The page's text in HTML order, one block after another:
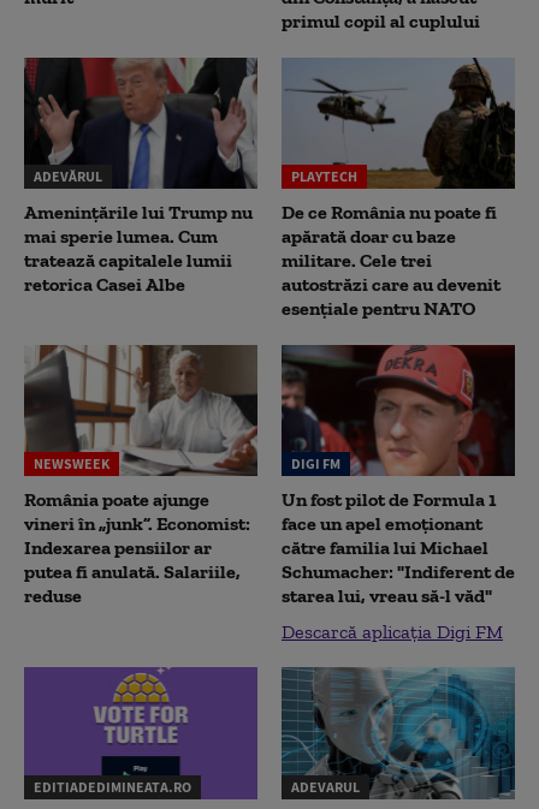
primul copil al cuplului
ADEVĂRUL
Amenințările lui Trump nu
mai sperie lumea. Cum
tratează capitalele lumii
retorica Casei Albe
PLAYTECH
De ce România nu poate fi
apărată doar cu baze
militare. Cele trei
autostrăzi care au devenit
esențiale pentru NATO
NEWSWEEK
România poate ajunge
vineri în „junk”. Economist:
Indexarea pensiilor ar
putea fi anulată. Salariile,
reduse
DIGI FM
Un fost pilot de Formula 1
face un apel emoționant
către familia lui Michael
Schumacher: "Indiferent de
starea lui, vreau să-l văd"
Descarcă aplicația Digi FM
EDITIADEDIMINEATA.RO ADEVARUL